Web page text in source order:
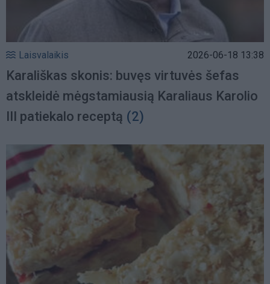
Laisvalaikis 2026-06-18 13:38
Karališkas skonis: buvęs virtuvės šefas
atskleidė mėgstamiausią Karaliaus Karolio
III patiekalo receptą (2)